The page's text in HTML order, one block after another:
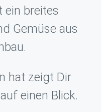
ein breites
Gemüse aus
hat zeigt Dir
einen Blick.